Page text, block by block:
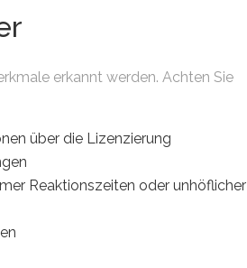
erkannt werden. Achten Sie
über die Lizenzierung
Reaktionszeiten oder unhöflicher